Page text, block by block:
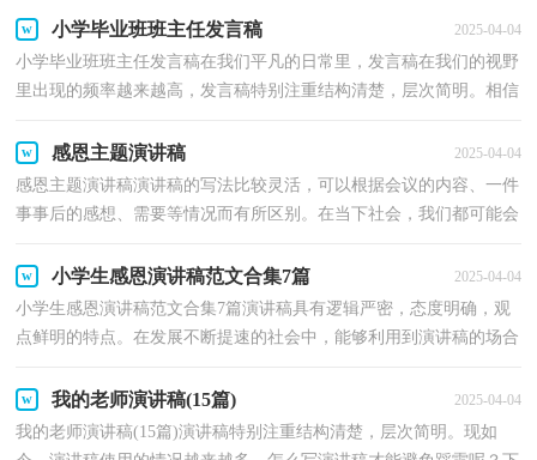
小学毕业班班主任发言稿 2025-04-04
小学毕业班班主任发言稿在我们平凡的日常里，发言稿在我们的视野
里出现的频率越来越高，发言稿特别注重结构清楚，层次简明。相信
感恩主题演讲稿 2025-04-04
感恩主题演讲稿演讲稿的写法比较灵活，可以根据会议的内容、一件
事事后的感想、需要等情况而有所区别。在当下社会，我们都可能会
小学生感恩演讲稿范文合集7篇 2025-04-04
小学生感恩演讲稿范文合集7篇演讲稿具有逻辑严密，态度明确，观
点鲜明的特点。在发展不断提速的社会中，能够利用到演讲稿的场合
我的老师演讲稿(15篇) 2025-04-04
我的老师演讲稿(15篇)演讲稿特别注重结构清楚，层次简明。现如